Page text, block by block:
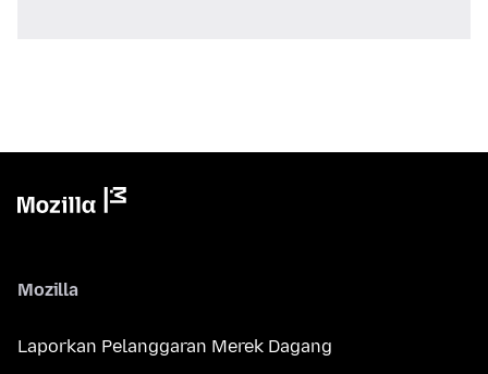
Mozilla
Laporkan Pelanggaran Merek Dagang